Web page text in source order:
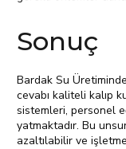
Sonuç
Bardak Su
cevabı kaliteli kalıp
sistemleri, personel
yatmaktadır. Bu
azaltılabilir ve